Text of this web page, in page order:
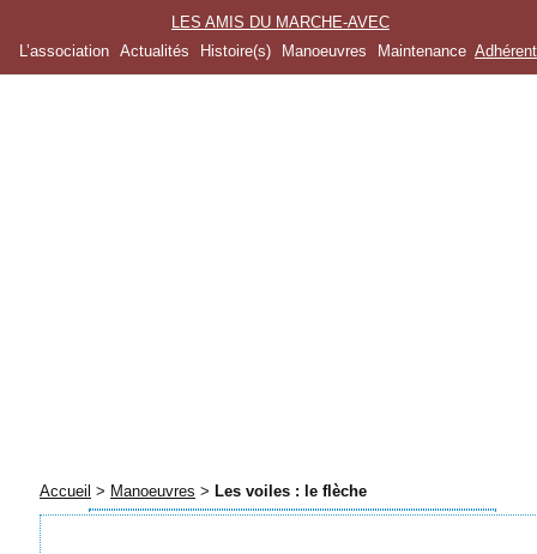
LES AMIS DU MARCHE-AVEC
L’association
Actualités Histoire(s) Manoeuvres Maintenance
Accueil > Manoeuvres > Les voiles : le flèche